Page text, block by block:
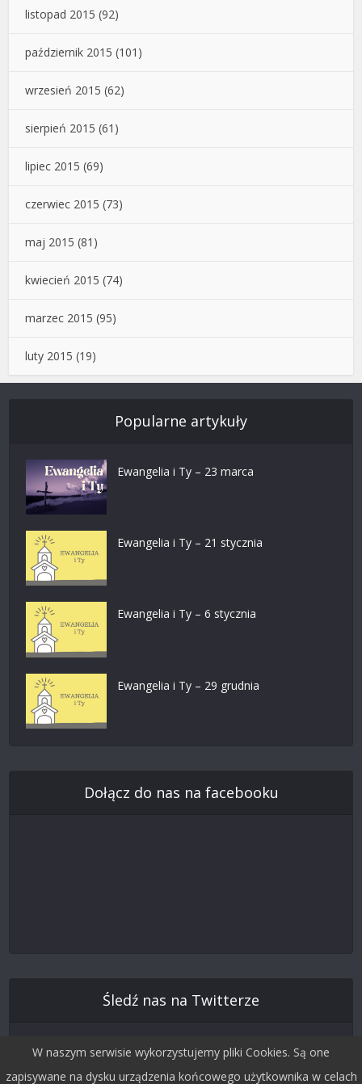
listopad 2015 (92)
październik 2015 (101)
wrzesień 2015 (62)
sierpień 2015 (61)
lipiec 2015 (69)
czerwiec 2015 (73)
maj 2015 (81)
kwiecień 2015 (74)
marzec 2015 (95)
luty 2015 (19)
Popularne artykuły
Ewangelia i Ty – 23 marca
Ewangelia i Ty – 21 stycznia
Ewangelia i Ty – 6 stycznia
Ewangelia i Ty – 29 grudnia
Dołącz do nas na facebooku
Śledź nas na Twitterze
W naszym serwisie wykorzystujemy pliki Cookies. Są one
zapisywane na dysku urządzenia końcowego użytkownika w celach